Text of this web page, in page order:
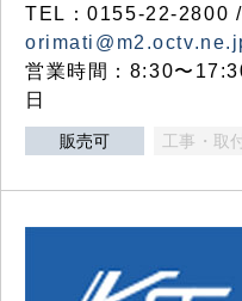
TEL：0155-22-2800
営業時間：8:30〜
日
販売可 工事・取